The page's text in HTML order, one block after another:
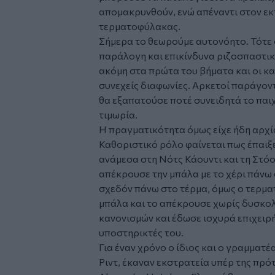
απομακρυνθούν, ενώ απέναντι στον
τερματοφύλακας.
Σήμερα το θεωρούμε αυτονόητο.
παράλογη και επικίνδυνα
ακόμη στα πρώτα του βήματα και οι
συνεχείς διαφωνίες. Αρκετοί
θα εξαπατούσε ποτέ συνειδητά το
τιμωρία.
Η πραγματικότητα όμως είχε ήδη
Καθοριστικό ρόλο φαίνεται πως
ανάμεσα στη Νότς Κάουντι και τη
απέκρουσε την μπάλα με το χέρι
σχεδόν πάνω στο τέρμα, όμως ο
μπάλα και το απέκρουσε χωρίς
κανονισμών και έδωσε ισχυρά
υποστηρικτές του.
Για έναν χρόνο ο ίδιος και ο
Ριντ, έκαναν εκστρατεία υπέρ της